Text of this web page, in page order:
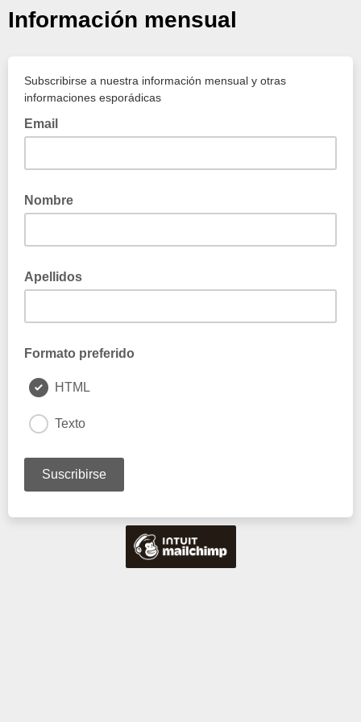
Información mensual
Subscribirse a nuestra información mensual y otras
informaciones esporádicas
Email
Nombre
Apellidos
Formato preferido
HTML
Texto